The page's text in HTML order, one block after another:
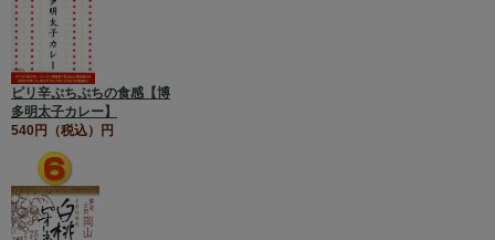
ピリ辛ぷちぷちの食感【博
多明太子カレー】
540円（税込）円